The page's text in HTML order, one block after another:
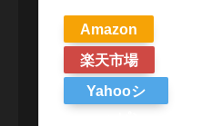
Amazon
楽天市場
Yahooシ